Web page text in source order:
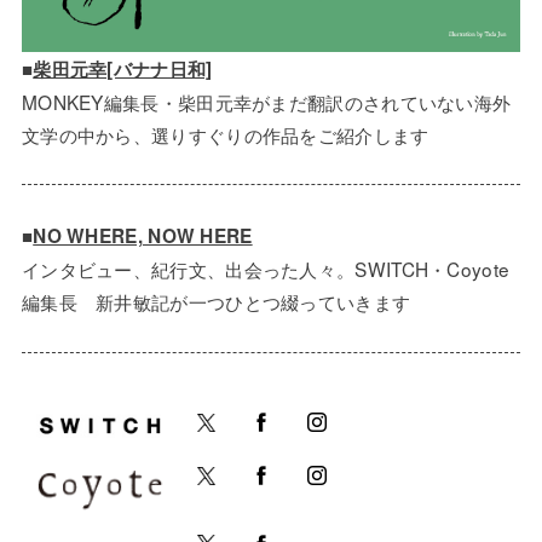
■柴田元幸[バナナ日和]
MONKEY編集長・柴田元幸がまだ翻訳のされていない海外
文学の中から、選りすぐりの作品をご紹介します
■NO WHERE, NOW HERE
インタビュー、紀行文、出会った人々。SWITCH・Coyote
編集長 新井敏記が一つひとつ綴っていきます